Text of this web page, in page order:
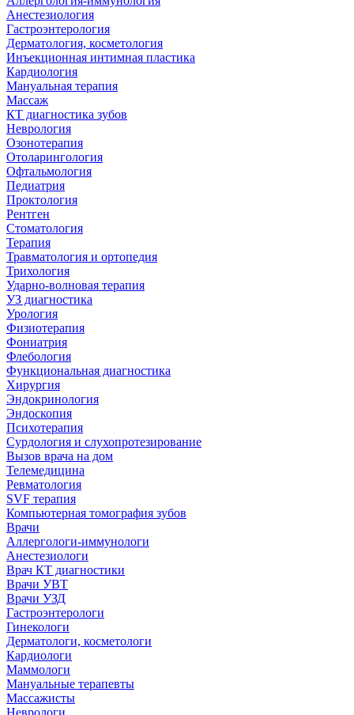
Анестезиология
Гастроэнтерология
Дерматология, косметология
Инъекционная интимная пластика
Кардиология
Мануальная терапия
Массаж
КТ диагностика зубов
Неврология
Озонотерапия
Отоларингология
Офтальмология
Педиатрия
Проктология
Рентген
Стоматология
Терапия
Травматология и ортопедия
Трихология
Ударно-волновая терапия
УЗ диагностика
Урология
Физиотерапия
Фониатрия
Флебология
Функциональная диагностика
Хирургия
Эндокринология
Эндоскопия
Психотерапия
Сурдология и слухопротезирование
Вызов врача на дом
Телемедицина
Ревматология
SVF терапия
Компьютерная томография зубов
Врачи
Аллергологи-иммунологи
Анестезиологи
Врач КТ диагностики
Врачи УВТ
Врачи УЗД
Гастроэнтерологи
Гинекологи
Дерматологи, косметологи
Кардиологи
Маммологи
Мануальные терапевты
Массажисты
Неврологи